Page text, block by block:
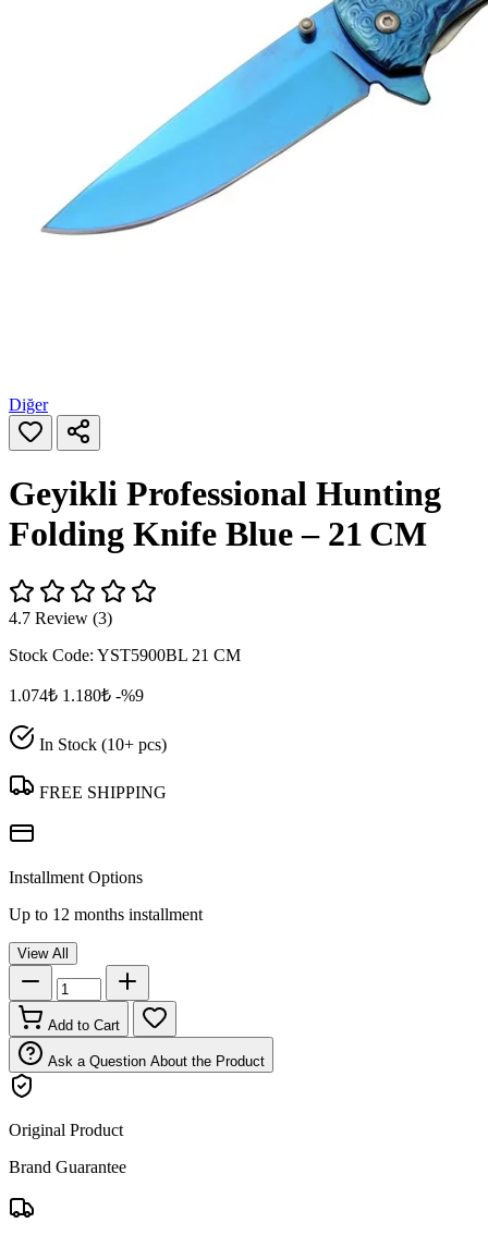
Diğer
Geyikli Professional Hunting
Folding Knife Blue – 21 CM
4.7 Review (3)
Stock Code: YST5900BL 21 CM
1.074₺ 1.180₺ -%9
In Stock (10+ pcs)
FREE SHIPPING
Installment Options
Up to 12 months installment
View All
Add to Cart
Ask a Question About the Product
Original Product
Brand Guarantee